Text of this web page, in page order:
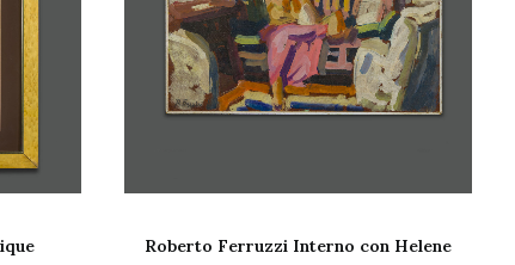
AGGIUNGI AL CARRELLO
Roberto Ferruzzi Interno con Helene